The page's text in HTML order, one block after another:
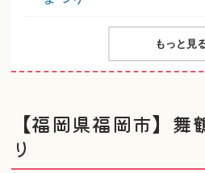
もっと見
【福岡県福岡市】
り